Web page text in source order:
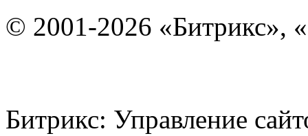
© 2001-2026 «Битрикс»,
Битрикс: Управление